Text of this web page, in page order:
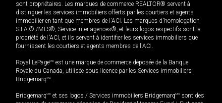
sont propriétaires. Les marques de commerce REALTOR® servent à
distinguer les services immobiliers offerts par les courtiers et agents
immobilier en tant que membres de l'ACI. Les marques d'homologation
S.I.A.® /MLS®, Service inter-agences®, et leurs logos respectifs sont la
propriété de l'ACI, et ils servent à identifier les services immobiliers que
fournissent les courtiers et agents membres de l'ACI.
Royal LePageMD est une marque de commerce déposée de la Banque
Royale du Canada, utilisée sous licence par les Services immobiliers
BridgemarqMD.
BridgemarqMD et ses logos / Services immobiliers BridgemarqMD sont des